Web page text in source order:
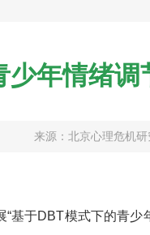
少年情绪调
来源：北京心理危机
基于DBT模式下的青